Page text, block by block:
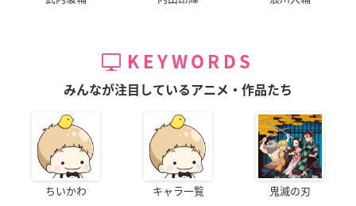
KEYWORDS
みんなが注目しているアニメ・作品たち
ちいかわ キャラ一覧 鬼滅の刃